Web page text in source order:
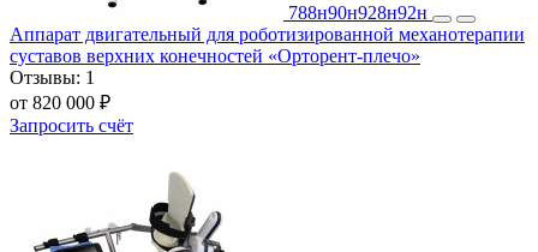
788н90н928н92н
Аппарат двигательный для роботизированной механотерапии
суставов верхних конечностей «Орторент-плечо»
Отзывы: 1
от 820 000 ₽
Запросить счёт